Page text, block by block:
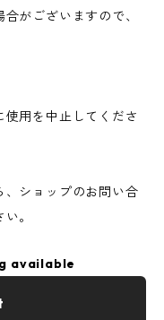
がございますので、
使用を中止してくださ
、ショップのお問い合
。
available